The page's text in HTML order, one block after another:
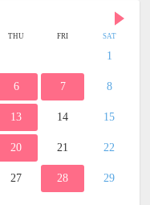
THU FRI SAT
1
6 7 8
13 14 15
20 21 22
27 28 29